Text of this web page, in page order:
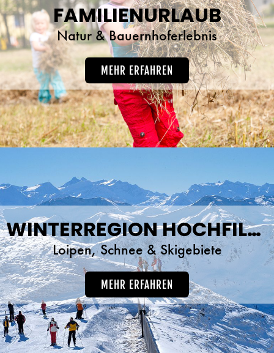
FAMILIENURLAUB
Natur & Bauernhoferlebnis
MEHR ERFAHREN
WINTERREGION HOCHFILZEN
Loipen, Schnee & Skigebiete
MEHR ERFAHREN